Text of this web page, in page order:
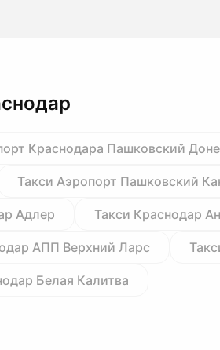
Краснодара Пашковский
Такси Аэропорт Пашковский
Адлер Такси Краснодар
АПП Верхний Ларс
Белая Калитва